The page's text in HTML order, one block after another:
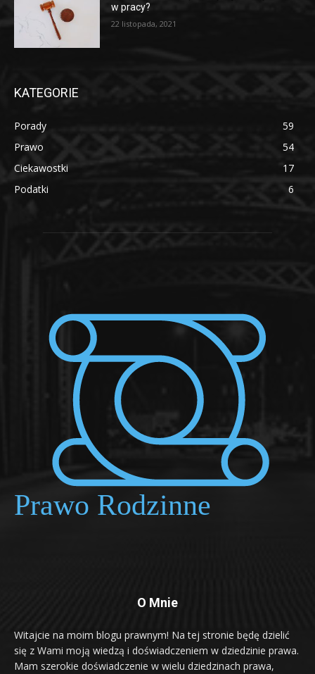
w pracy?
22 listopada, 2021
KATEGORIE
Porady
59
Prawo
54
Ciekawostki
17
Podatki
6
O Mnie
Witajcie na moim blogu prawnym! Na tej stronie będę dzielić
się z Wami moją wiedzą i doświadczeniem w dziedzinie prawa.
Mam szerokie doświadczenie w wielu dziedzinach prawa,